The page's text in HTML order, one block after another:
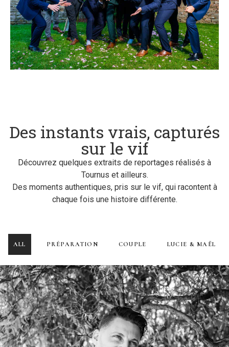
Des instants vrais, capturés
sur le vif
Découvrez quelques extraits de reportages réalisés à
Tournus et ailleurs.
Des moments authentiques, pris sur le vif, qui racontent à
chaque fois une histoire différente.
ALL PRÉPARATION COUPLE LUCIE & MAËL